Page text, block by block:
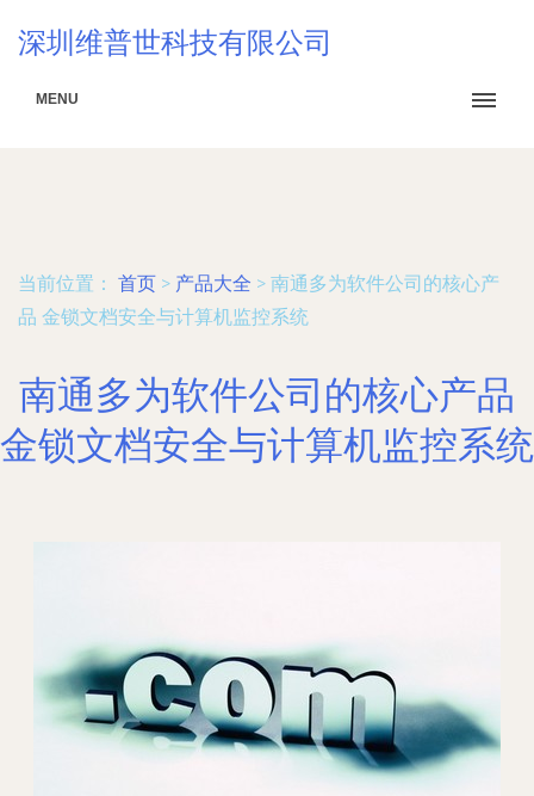
深圳维普世科技有限公司
MENU
当前位置： 首页 > 产品大全 > 南通多为软件公司的核心产
品 金锁文档安全与计算机监控系统
南通多为软件公司的核心产品
金锁文档安全与计算机监控系统